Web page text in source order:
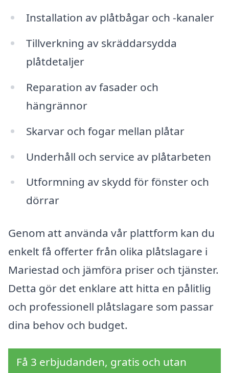
Installation av plåtbågar och -kanaler
Tillverkning av skräddarsydda
plåtdetaljer
Reparation av fasader och
hängrännor
Skarvar och fogar mellan plåtar
Underhåll och service av plåtarbeten
Utformning av skydd för fönster och
dörrar
Genom att använda vår plattform kan du
enkelt få offerter från olika plåtslagare i
Mariestad och jämföra priser och tjänster.
Detta gör det enklare att hitta en pålitlig
och professionell plåtslagare som passar
dina behov och budget.
Få 3 erbjudanden, gratis och utan